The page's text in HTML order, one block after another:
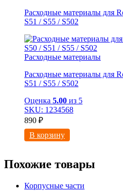
Расходные материалы для
S51 / S55 / S502
Расходные материалы
Расходные материалы для
S51 / S55 / S502
Оценка 5.00 из 5
SKU: 1234568
890 ₽
В корзину
Похожие товары
Корпусные части